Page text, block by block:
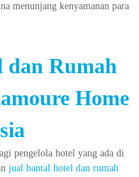
menunjang kenyamanan para
dan Rumah
Home
pengelola hotel yang ada di
jual bantal hotel dan rumah